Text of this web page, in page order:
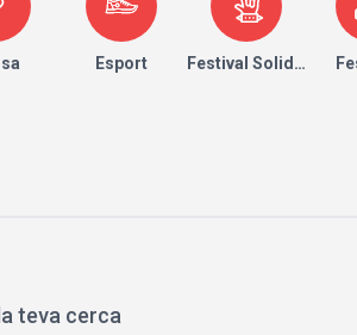
Esport Festival Solidari
teva cerca